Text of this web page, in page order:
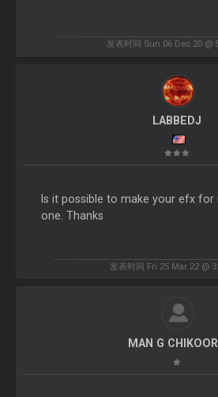
发表时间 Sun 06 Dec 20 @
LABBEDJ
Is it possible to make your efx for
one. Thanks
发表时间 Fri 25 Mar 22 @
MAN G